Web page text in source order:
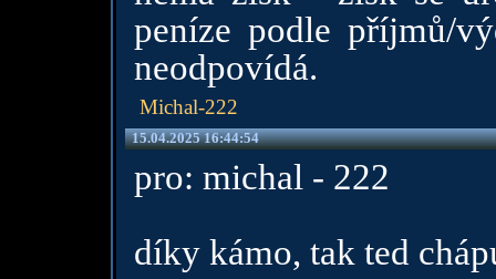
peníze podle příjmů/
neodpovídá.
Michal-222
15.04.2025 16:44:54
pro: michal - 222
díky kámo, tak ted